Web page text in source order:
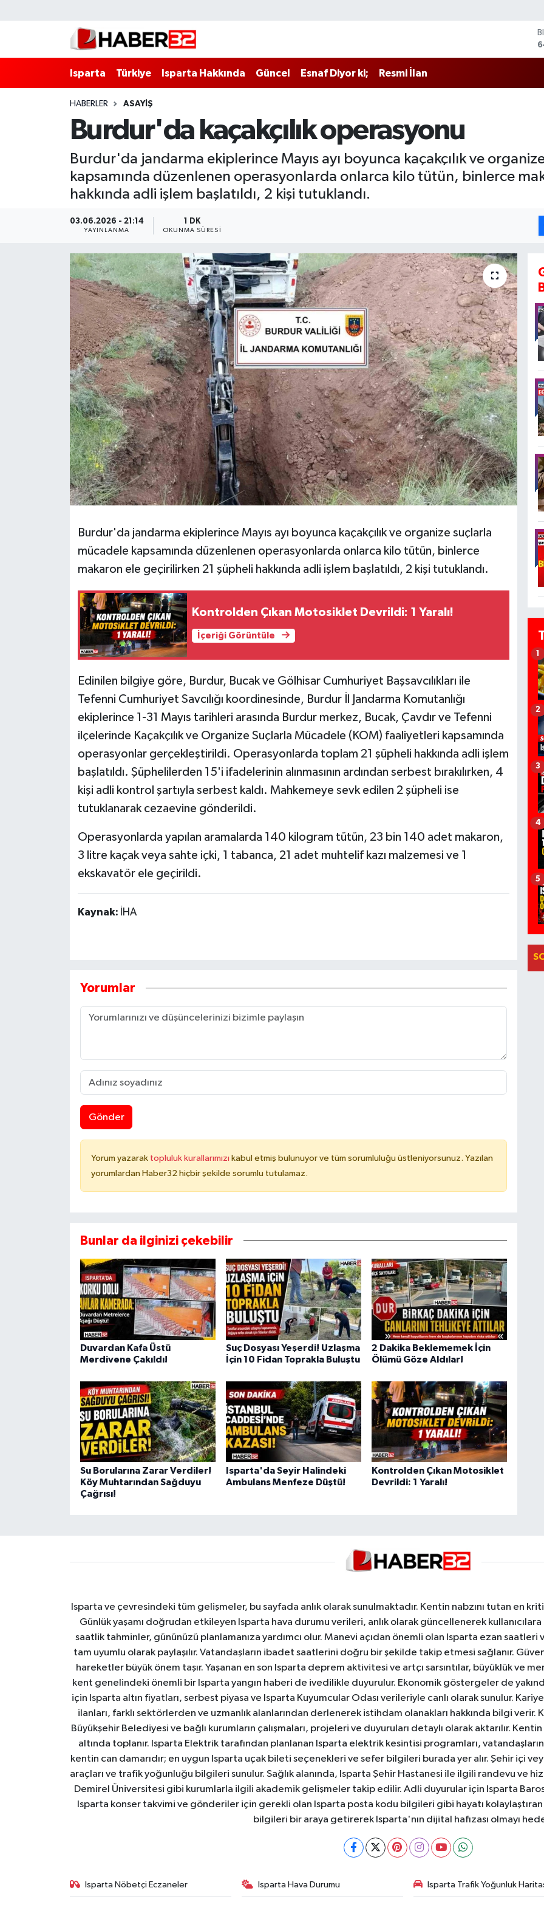
Isparta Türkiye Isparta Hakkında Güncel Esnaf Diyor ki; Resmi İlan
HABERLER ASAYİŞ
Burdur'da kaçakçılık operasyonu
Burdur'da jandarma ekiplerince Mayıs ayı boyunca kaçakçılık ve
kapsamında düzenlenen operasyonlarda onlarca kilo tütün, binlerce
hakkında adli işlem başlatıldı, 2 kişi tutuklandı.
03.06.2026 - 21:14
YAYINLANMA
1 DK
OKUNMA SÜRESI
Burdur'da jandarma ekiplerince Mayıs ayı boyunca kaçakçılık ve organize suçlarla
mücadele kapsamında düzenlenen operasyonlarda onlarca kilo tütün, binlerce
makaron ele geçirilirken 21 şüpheli hakkında adli işlem başlatıldı, 2 kişi tutuklandı.
Kontrolden Çıkan Motosiklet Devrildi: 1 Yaralı!
İçeriği Görüntüle
Edinilen bilgiye göre, Burdur, Bucak ve Gölhisar Cumhuriyet Başsavcılıkları ile
Tefenni Cumhuriyet Savcılığı koordinesinde, Burdur İl Jandarma Komutanlığı
ekiplerince 1-31 Mayıs tarihleri arasında Burdur merkez, Bucak, Çavdır ve Tefenni
ilçelerinde Kaçakçılık ve Organize Suçlarla Mücadele (KOM) faaliyetleri kapsamında
operasyonlar gerçekleştirildi. Operasyonlarda toplam 21 şüpheli hakkında adli işlem
başlatıldı. Şüphelilerden 15'i ifadelerinin alınmasının ardından serbest bırakılırken, 4
kişi adli kontrol şartıyla serbest kaldı. Mahkemeye sevk edilen 2 şüpheli ise
tutuklanarak cezaevine gönderildi.
Operasyonlarda yapılan aramalarda 140 kilogram tütün, 23 bin 140 adet makaron,
3 litre kaçak veya sahte içki, 1 tabanca, 21 adet muhtelif kazı malzemesi ve 1
ekskavatör ele geçirildi.
Kaynak: İHA
Yorumlar
Gönder
Yorum yazarak topluluk kurallarımızı kabul etmiş bulunuyor ve tüm sorumluluğu üstleniyorsunuz. Yazılan
yorumlardan Haber32 hiçbir şekilde sorumlu tutulamaz.
Bunlar da ilginizi çekebilir
Duvardan Kafa Üstü
Merdivene Çakıldı!
Suç Dosyası Yeşerdi! Uzlaşma
İçin 10 Fidan Toprakla Buluştu
2 Dakika Beklememek İçin
Ölümü Göze Aldılar!
Su Borularına Zarar Verdiler!
Köy Muhtarından Sağduyu
Çağrısı!
Isparta'da Seyir Halindeki
Ambulans Menfeze Düştü!
Kontrolden Çıkan Motosiklet
Devrildi: 1 Yaralı!
1
2
3
4
5
Isparta ve çevresindeki tüm gelişmeler, bu sayfada anlık olarak sunulmaktadır. Kentin nabzını tutan en
Günlük yaşamı doğrudan etkileyen Isparta hava durumu verileri, anlık olarak güncellenerek
saatlik tahminler, gününüzü planlamanıza yardımcı olur. Manevi açıdan önemli olan Isparta ezan
tam uyumlu olarak paylaşılır. Vatandaşların ibadet saatlerini doğru bir şekilde takip etmesi sağlanır.
hareketler büyük önem taşır. Yaşanan en son Isparta deprem aktivitesi ve artçı sarsıntılar, büyüklük ve
kent genelindeki önemli bir Isparta yangın haberi de ivedilikle duyurulur. Ekonomik göstergeler de
için Isparta altın fiyatları, serbest piyasa ve Isparta Kuyumcular Odası verileriyle canlı olarak sunulur.
ilanları, farklı sektörlerden ve uzmanlık alanlarından derlenerek istihdam olanakları hakkında bilgi verir.
Büyükşehir Belediyesi ve bağlı kurumların çalışmaları, projeleri ve duyuruları detaylı olarak aktarılır.
altında toplanır. Isparta Elektrik tarafından planlanan Isparta elektrik kesintisi programları,
kentin can damarıdır; en uygun Isparta uçak bileti seçenekleri ve sefer bilgileri burada yer alır. Şehir içi
araçları ve trafik yoğunluğu bilgileri sunulur. Sağlık alanında, Isparta Şehir Hastanesi ile ilgili randevu ve
Demirel Üniversitesi gibi kurumlarla ilgili akademik gelişmeler takip edilir. Adli duyurular için Isparta
Isparta konser takvimi ve gönderiler için gerekli olan Isparta posta kodu bilgileri gibi hayatı
bilgileri bir araya getirerek Isparta'nın dijital hafızası olmayı
Isparta Nöbetçi Eczaneler Isparta Hava Durumu Isparta Trafik Yoğunluk
Isparta Hakkında
Esnaf Diyor ki;
BİLİM VE TEKNOLOJİ
HABERDE İNSAN
KÜLTÜR SANAT
MAGAZİN
POLİTİKA
RESMİ İLANLAR
Tarihi Yapılarımız
Isparta Nöbetçi Eczaneler
Isparta Hava Durumu
Isparta Trafik Yoğunluk Haritası
Süper Lig Puan Durumu ve Fikstür
Tüm Manşetler
Son Dakika Haberleri
Haber Arşivi